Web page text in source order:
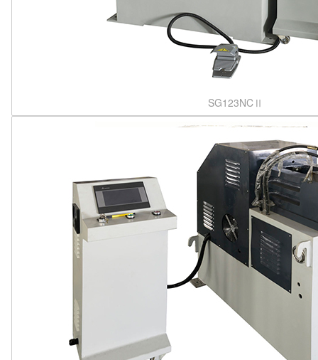
SG123NCⅡ